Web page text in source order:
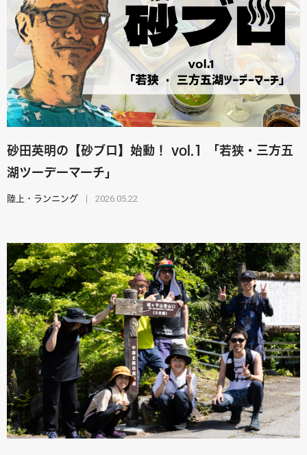
砂田英明の【砂ブロ】始動！ vol.1 「若狭・三方五
湖ツーデーマーチ」
陸上・ランニング 2026.05.22